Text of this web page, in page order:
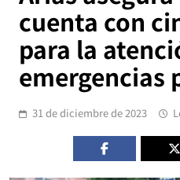
cuenta con
para la
emergencias
31 de diciembre de 2023